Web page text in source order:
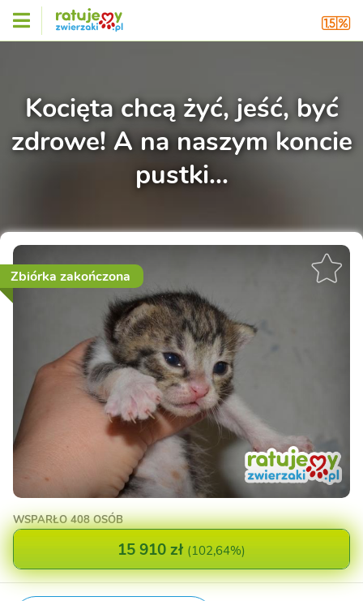
Kocięta chcą żyć, jeść, być
zdrowe! A na naszym koncie
pustki...
Zbiórka zakończona
WSPARŁO408 OSÓB
15 910 zł (102,64%)